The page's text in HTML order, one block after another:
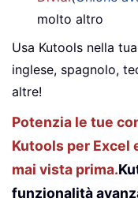
molto altro
Usa Kutools nella
inglese, spagnolo,
altre!
Potenzia le tue
Kutools per Excel
mai vista prima.
funzionalità